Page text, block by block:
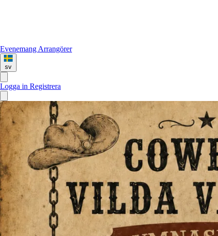
Evenemang Arrangörer
sv
Logga in Registrera